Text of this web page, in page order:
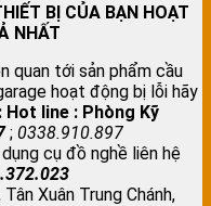
BỊ CỦA BẠN HOẠT
NHẤT
quan tới sản phẩm cầu
hoạt động bị lỗi hãy
Hot line : Phòng Kỹ
; 0338.910.897
cụ đồ nghề liên hệ
Xuân Trung Chánh,